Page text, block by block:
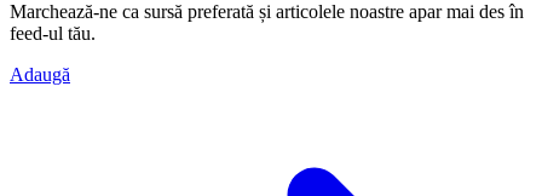
Marchează-ne ca sursă preferată și articolele noastre apar mai des în
feed-ul tău.
Adaugă